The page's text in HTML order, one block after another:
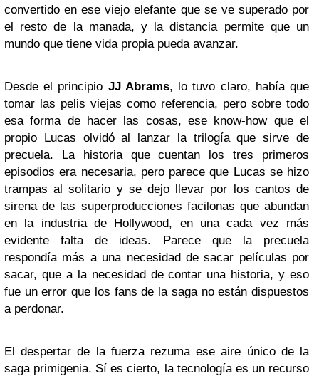
convertido en ese viejo elefante que se ve superado por
el resto de la manada, y la distancia permite que un
mundo que tiene vida propia pueda avanzar.
Desde el principio JJ Abrams, lo tuvo claro, había que
tomar las pelis viejas como referencia, pero sobre todo
esa forma de hacer las cosas, ese know-how que el
propio Lucas olvidó al lanzar la trilogía que sirve de
precuela. La historia que cuentan los tres primeros
episodios era necesaria, pero parece que Lucas se hizo
trampas al solitario y se dejo llevar por los cantos de
sirena de las superproducciones facilonas que abundan
en la industria de Hollywood, en una cada vez más
evidente falta de ideas. Parece que la precuela
respondía más a una necesidad de sacar películas por
sacar, que a la necesidad de contar una historia, y eso
fue un error que los fans de la saga no están dispuestos
a perdonar.
El despertar de la fuerza rezuma ese aire único de la
saga primigenia. Sí es cierto, la tecnología es un recurso